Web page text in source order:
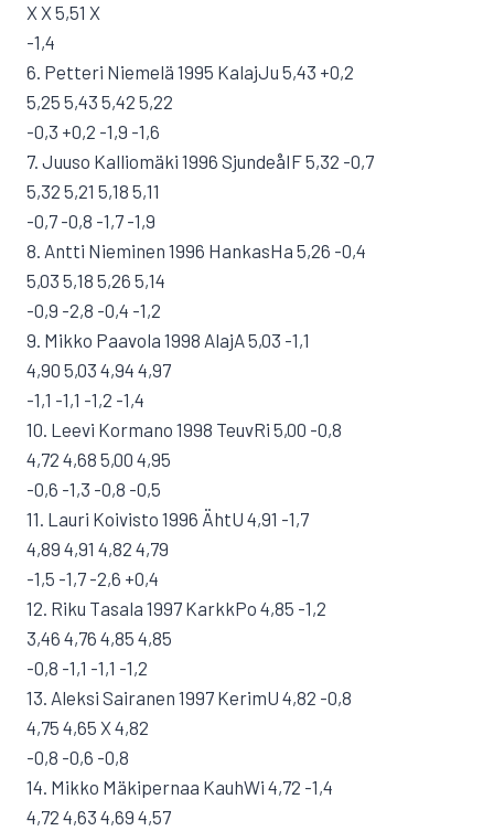
X X 5,51 X
-1,4
6. Petteri Niemelä 1995 KalajJu 5,43 +0,2
5,25 5,43 5,42 5,22
-0,3 +0,2 -1,9 -1,6
7. Juuso Kalliomäki 1996 SjundeåIF 5,32 -0,7
5,32 5,21 5,18 5,11
-0,7 -0,8 -1,7 -1,9
8. Antti Nieminen 1996 HankasHa 5,26 -0,4
5,03 5,18 5,26 5,14
-0,9 -2,8 -0,4 -1,2
9. Mikko Paavola 1998 AlajA 5,03 -1,1
4,90 5,03 4,94 4,97
-1,1 -1,1 -1,2 -1,4
10. Leevi Kormano 1998 TeuvRi 5,00 -0,8
4,72 4,68 5,00 4,95
-0,6 -1,3 -0,8 -0,5
11. Lauri Koivisto 1996 ÄhtU 4,91 -1,7
4,89 4,91 4,82 4,79
-1,5 -1,7 -2,6 +0,4
12. Riku Tasala 1997 KarkkPo 4,85 -1,2
3,46 4,76 4,85 4,85
-0,8 -1,1 -1,1 -1,2
13. Aleksi Sairanen 1997 KerimU 4,82 -0,8
4,75 4,65 X 4,82
-0,8 -0,6 -0,8
14. Mikko Mäkipernaa KauhWi 4,72 -1,4
4,72 4,63 4,69 4,57